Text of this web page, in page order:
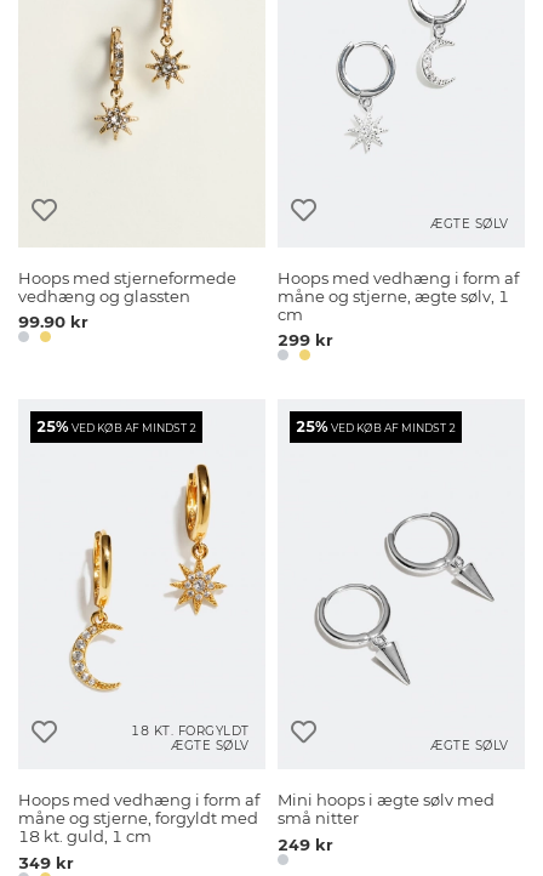
Hoops med stjerneformede
vedhæng og glassten
99.90 kr
ÆGTE SØLV
Hoops med vedhæng i form af
måne og stjerne, ægte sølv, 1
cm
299 kr
25%VED KØB AF MINDST 2
18 KT. FORGYLDT
ÆGTE SØLV
Hoops med vedhæng i form af
måne og stjerne, forgyldt med
18 kt. guld, 1 cm
349 kr
25%VED KØB AF MINDST 2
ÆGTE SØLV
Mini hoops i ægte sølv med
små nitter
249 kr